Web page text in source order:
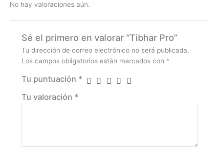
No hay valoraciones aún.
Sé el primero en valorar “Tibhar Pro”
Tu dirección de correo electrónico no será publicada.
Los campos obligatorios están marcados con *
Tu puntuación *
Tu valoración *